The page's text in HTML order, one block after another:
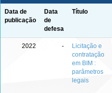
Data de
publicação
Data
de
defesa
Título
2022 -
Licitação e
contratação
em BIM :
parâmetros
legais